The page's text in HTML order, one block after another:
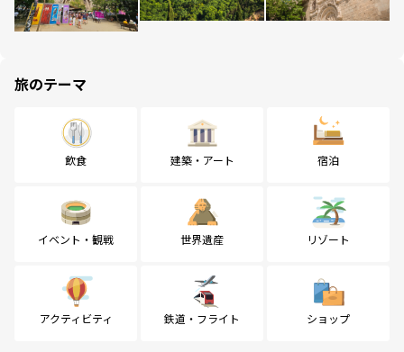
旅のテーマ
飲食 建築・アート 宿泊
イベント・観戦 世界遺産 リゾート
アクティビティ 鉄道・フライト ショップ